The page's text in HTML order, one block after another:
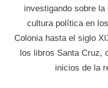
investigando sobre
cultura política en
Colonia hasta el siglo
los libros Santa Cruz,
inicios de la